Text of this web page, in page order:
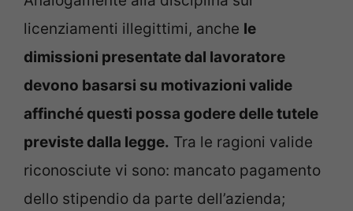
licenziamenti illegittimi, anche le
dimissioni presentate dal lavoratore
devono basarsi su motivazioni valide
affinché questi possa godere delle tutele
previste dalla legge. Tra le ragioni valide
riconosciute vi sono: mancato pagamento
dello stipendio da parte dell’azienda;